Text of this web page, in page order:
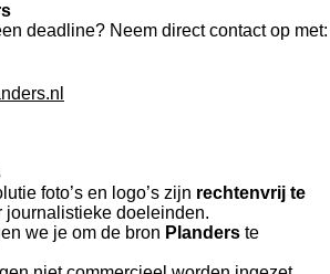
deadline? Neem direct contact op met:
foto’s en logo’s zijn rechtenvrij te
journalistieke doeleinden.
we je om de bron Planders te